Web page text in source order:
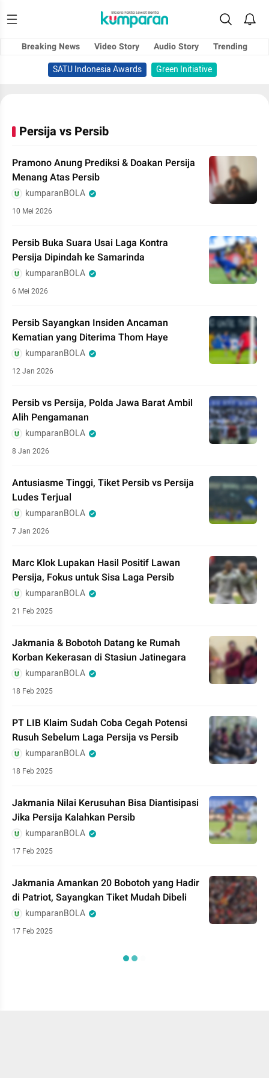
Breaking News Video Story Audio Story
Trending
SATU Indonesia Awards
Green Initiative
Persija vs Persib
Pramono Anung Prediksi & Doakan Persija
Menang Atas Persib
kumparanBOLA
10 Mei 2026
Persib Buka Suara Usai Laga Kontra
Persija Dipindah ke Samarinda
kumparanBOLA
6 Mei 2026
Persib Sayangkan Insiden Ancaman
Kematian yang Diterima Thom Haye
kumparanBOLA
12 Jan 2026
Persib vs Persija, Polda Jawa Barat Ambil
Alih Pengamanan
kumparanBOLA
8 Jan 2026
Antusiasme Tinggi, Tiket Persib vs Persija
Ludes Terjual
kumparanBOLA
7 Jan 2026
Marc Klok Lupakan Hasil Positif Lawan
Persija, Fokus untuk Sisa Laga Persib
kumparanBOLA
21 Feb 2025
Jakmania & Bobotoh Datang ke Rumah
Korban Kekerasan di Stasiun Jatinegara
kumparanBOLA
18 Feb 2025
PT LIB Klaim Sudah Coba Cegah Potensi
Rusuh Sebelum Laga Persija vs Persib
kumparanBOLA
18 Feb 2025
Jakmania Nilai Kerusuhan Bisa Diantisipasi
Jika Persija Kalahkan Persib
kumparanBOLA
17 Feb 2025
Jakmania Amankan 20 Bobotoh yang Hadir
di Patriot, Sayangkan Tiket Mudah Dibeli
kumparanBOLA
17 Feb 2025